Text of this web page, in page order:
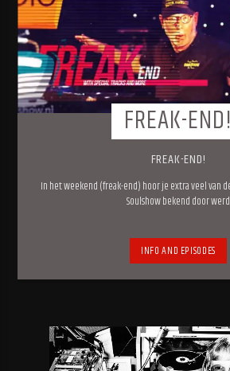
FREAK-END!
FREAK-END!
In het weekend (freak-end) hoor je extra veel van
Soulshow bekend door werd.
INFO AND EPISODES